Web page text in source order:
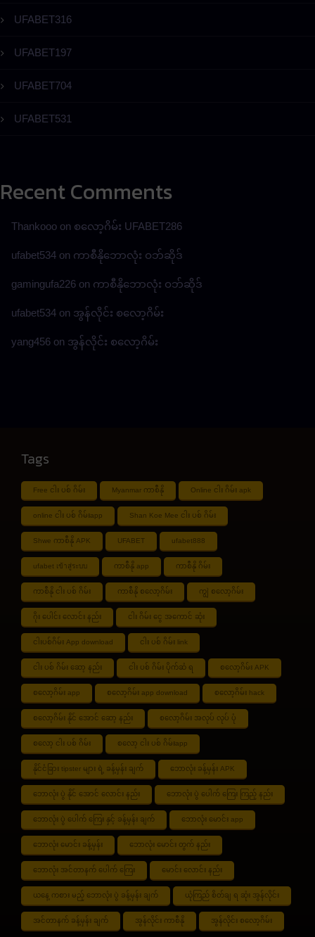
UFABET316
UFABET197
UFABET704
UFABET531
Recent Comments
Thankooo on စလော့ဂိမ်း UFABET286
ufabet534 on ကာစီနိုဘောလုံး ဝဘ်ဆိုဒ်
gamingufa226 on ကာစီနိုဘောလုံး ဝဘ်ဆိုဒ်
ufabet534 on အွန်လိုင်း စလော့ဂိမ်း
yang456 on အွန်လိုင်း စလော့ဂိမ်း
Tags
Free ငါး ပစ် ဂိမ်း Myanmar ကာစီနို Online ငါး ဂိမ်း apk
online ငါး ပစ် ဂိမ်းapp Shan Koe Mee ငါး ပစ် ဂိမ်း
Shwe ကာစီနို APK UFABET ufabet888
ufabet เข้าสู่ระบบ ကာစီနို app ကာစီနို ဂိမ်း
ကာစီနို ငါး ပစ် ဂိမ်း ကာစီနို စလော့ဂိမ်း ကျွဲ စလော့ဂိမ်း
ဂိုး ပေါင်း လောင်း နည်း ငါး ဂိမ်း ငွေ အကောင် ဆုံး
ငါးပစ်ဂိမ်း App download ငါး ပစ် ဂိမ်း link
ငါး ပစ် ဂိမ်း ဆော့ နည်း ငါး ပစ် ဂိမ်း ပိုက်ဆံ ရ စလော့ဂိမ်း APK
စလော့ဂိမ်း app စလော့ဂိမ်း app download စလော့ဂိမ်း hack
စလော့ဂိမ်း နိုင် အောင် ဆော့ နည်း စလော့ဂိမ်း အလုပ် လုပ် ပုံ
စလော့ ငါး ပစ် ဂိမ်း စလော့ ငါး ပစ် ဂိမ်းapp
နိုင်ငံခြား tipster များ ရဲ့ ခန့်မှန်း ချက် ဘောလုံး ခန့်မှန်း APK
ဘောလုံး ပွဲ နိုင် အောင် လောင်း နည်း ဘောလုံး ပွဲ ပေါက် ကြေး ကြည့် နည်း
ဘောလုံး ပွဲ ပေါက် ကြေး နှင့် ခန့်မှန်း ချက် ဘောလုံး မောင်း app
ဘောလုံး မောင်း ခန့်မှန်း ဘောလုံး မောင်း တွက် နည်း
ဘောလုံး အင်တာနက် ပေါက် ကြေး မောင်း လောင်း နည်း
ယနေ့ ကစား မည့် ဘောလုံး ပွဲ ခန့်မှန်း ချက် ယုံကြည် စိတ်ချ ရ ဆုံး အွန်လိုင်း
အင်တာနက် ခန့်မှန်း ချက် အွန်လိုင်း ကာစီနို အွန်လိုင်း စလော့ဂိမ်း